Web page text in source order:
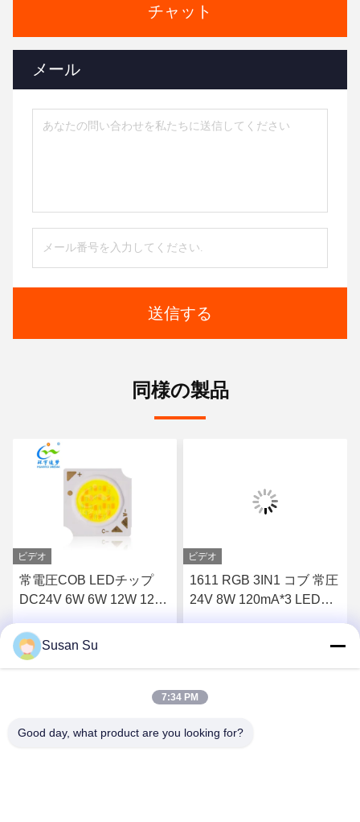
チャット
メール
送信する
同様の製品
ビデオ
常電圧COB LEDチップ
DC24V 6W 6W 12W 12W
ビデオ
1611 RGB 3IN1 コブ 常圧
24V 8W 120mA*3 LEDチ
Susan Su
7:34 PM
Good day, what product are you looking for?